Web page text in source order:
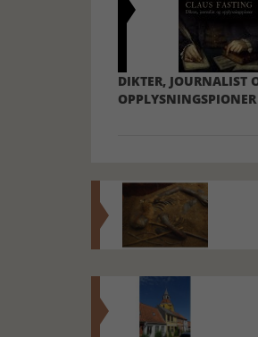
DIKTER, JOURNALIST
OPPLYSNINGSPIONER